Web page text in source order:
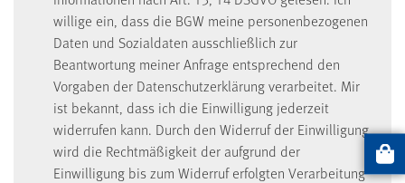
willige ein, dass die BGW meine personenbezogenen
Daten und Sozialdaten ausschließlich zur
Beantwortung meiner Anfrage entsprechend den
Vorgaben der Datenschutzerklärung verarbeitet. Mir
ist bekannt, dass ich die Einwilligung jederzeit
widerrufen kann. Durch den Widerruf der Einwilligung
wird die Rechtmäßigkeit der aufgrund der
Einwilligung bis zum Widerruf erfolgten Verarbeitung Artikel